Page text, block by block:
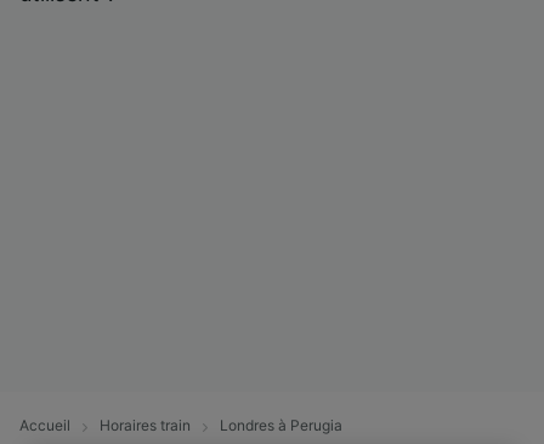
Accueil Horaires train Londres à Perugia